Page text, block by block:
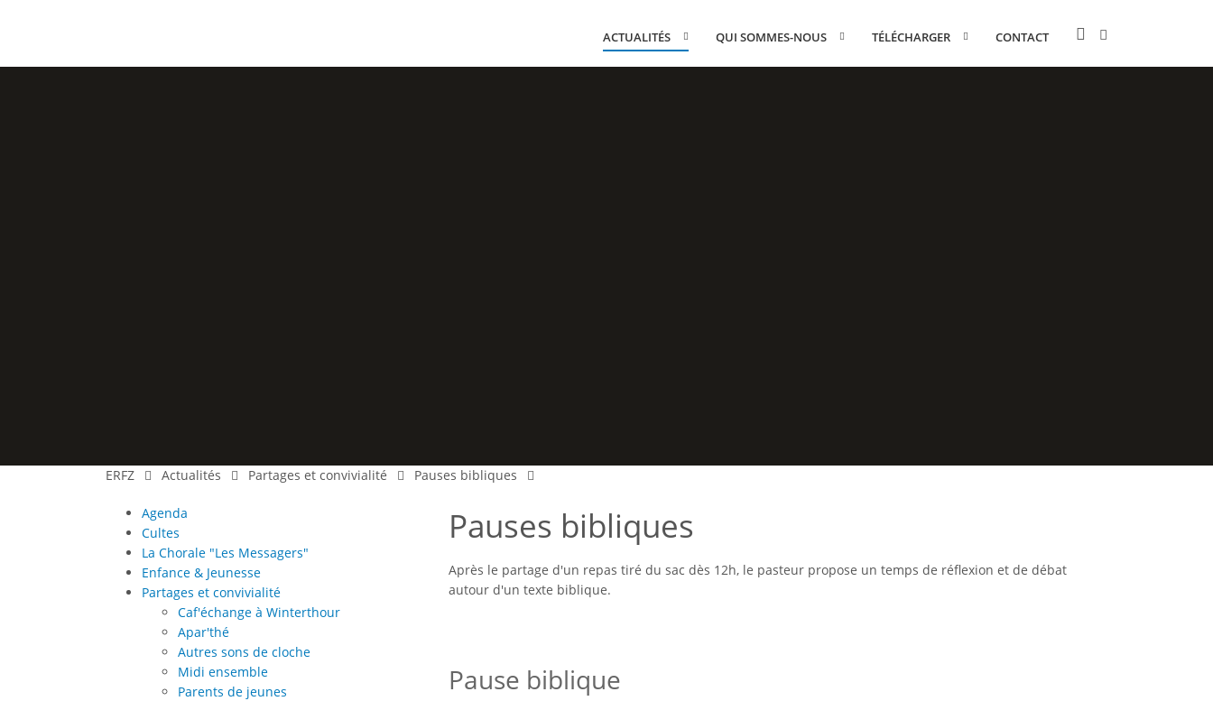
ACTUALITÉS QUI SOMMES-NOUS TÉLÉCHARGER CONTACT
ERFZ Actualités Partages et convivialité Pauses bibliques
Pauses bibliques
Après le partage d'un repas tiré du sac dès 12h, le pasteur propose un temps de réflexion et de débat
autour d'un texte biblique.
Pause biblique
Agenda
Cultes
La Chorale "Les Messagers"
Enfance & Jeunesse
Partages et convivialité
Caf′échange à Winterthour
Apar′thé
Autres sons de cloche
Midi ensemble
Parents de jeunes